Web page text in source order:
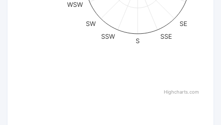
SE
SSE
S
SSW
SW
WSW
Highcharts.com